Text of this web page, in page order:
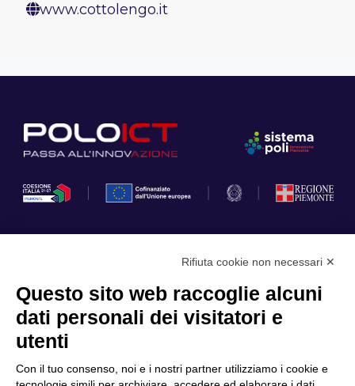
www.cottolengo.it
Cookie Policy
Scopri il Polo
Partner
Finanziamenti e bandi
Rifiuta cookie non necessari ✕
Questo sito web raccoglie alcuni
dati personali dei visitatori e
utenti
Con il tuo consenso, noi e i nostri partner utilizziamo i cookie e